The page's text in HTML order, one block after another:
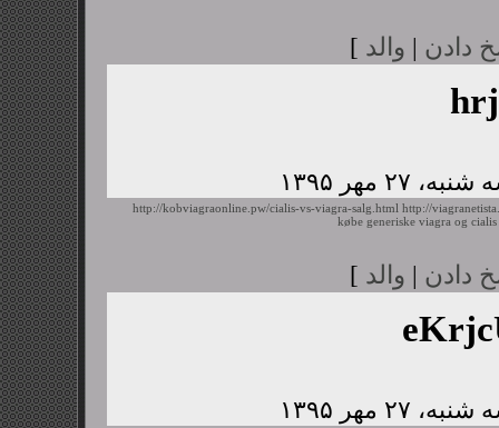
دادن | والد ]
http://kobviagraonline.pw/cialis-vs-viagra-salg.html http://
købe generiske viagra og
دادن | والد ]